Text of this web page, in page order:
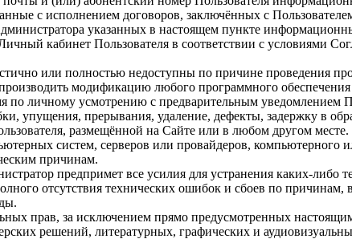
с исполнением договоров, заключённых с
указанных в настоящем пункте
кабинет Пользователя в соответствии с условиями
или полностью недоступны по причине проведения
модификацию любого программного
по личному усмотрению с предварительным уведомлением
упущения, прерывания, удаление, дефекты, задержку в
размещённой на Сайте или в любом другом
систем, серверов или провайдеров, компьютерного
причинам.
предпримет все усилия для устранения каких-либо
отсутствия технических ошибок и сбоев по
прав, за исключением прямо предусмотренных
решений, литературных, графических и